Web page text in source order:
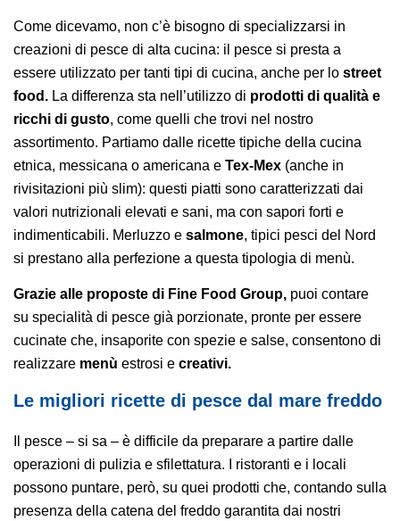
Come dicevamo, non c’è bisogno di specializzarsi in
creazioni di pesce di alta cucina: il pesce si presta a
essere utilizzato per tanti tipi di cucina, anche per lo street
food. La differenza sta nell’utilizzo di prodotti di qualità e
ricchi di gusto, come quelli che trovi nel nostro
assortimento. Partiamo dalle ricette tipiche della cucina
etnica, messicana o americana e Tex-Mex (anche in
rivisitazioni più slim): questi piatti sono caratterizzati dai
valori nutrizionali elevati e sani, ma con sapori forti e
indimenticabili. Merluzzo e salmone, tipici pesci del Nord
si prestano alla perfezione a questa tipologia di menù.
Grazie alle proposte di Fine Food Group, puoi contare
su specialità di pesce già porzionate, pronte per essere
cucinate che, insaporite con spezie e salse, consentono di
realizzare menù estrosi e creativi.
Le migliori ricette di pesce dal mare freddo
Il pesce – si sa – è difficile da preparare a partire dalle
operazioni di pulizia e sfilettatura. I ristoranti e i locali
possono puntare, però, su quei prodotti che, contando sulla
presenza della catena del freddo garantita dai nostri